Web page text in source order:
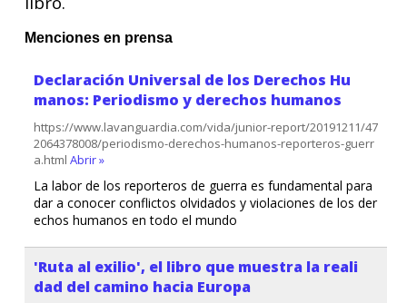
Menciones en prensa
Declaración Universal de los Derechos Hu
manos: Periodismo y derechos humanos
https://www.lavanguardia.com/vida/junior-report/20191211/47
2064378008/periodismo-derechos-humanos-reporteros-guerr
a.html Abrir »
La labor de los reporteros de guerra es fundamental para
dar a conocer conflictos olvidados y violaciones de los der
echos humanos en todo el mundo
'Ruta al exilio', el libro que muestra la reali
dad del camino hacia Europa